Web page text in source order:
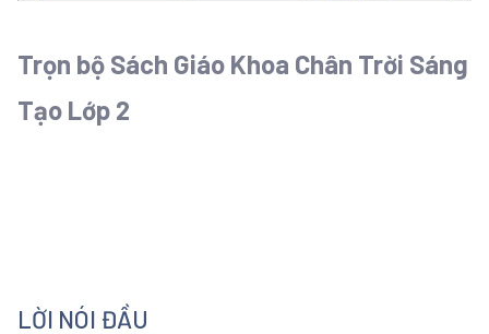
Trọn bộ Sách Giáo Khoa Chân Trời Sáng
Tạo Lớp 2
LỜI NÓI ĐẦU